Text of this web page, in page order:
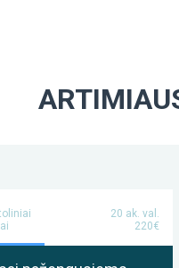
20 ak. val.
220€